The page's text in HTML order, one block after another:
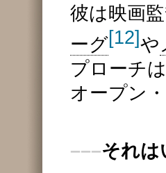
彼は映画
ーグ[12]や
プローチ
オープン
–––それは